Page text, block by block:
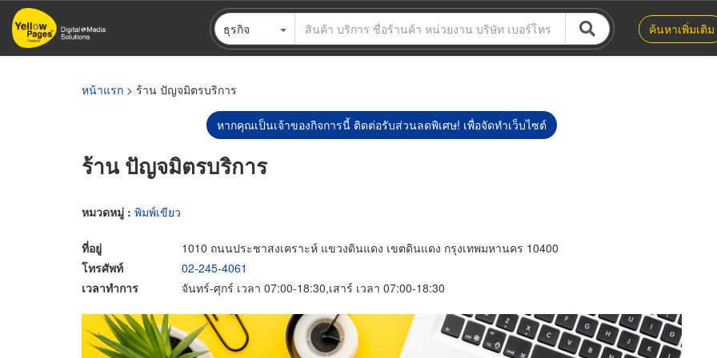
ข้าม
ไป
ธุรกิจ ค้นหาเพิ่มเติม
หน้าแรก > ร้าน ปัญจมิตรบริการ
หากคุณเป็นเจ้าของกิจการนี้ ติดต่อรับส่วนลดพิเศษ! เพื่อจัดทำเว็บไซต์
ร้าน ปัญจมิตรบริการ
หมวดหมู่ : พิมพ์เขียว
ที่อยู่
1010 ถนนประชาสงเคราะห์ แขวงดินแดง เขตดินแดง กรุงเทพมหานคร 10400
โทรศัพท์
02-245-4061
เวลาทำการ
จันทร์-ศุกร์ เวลา 07:00-18:30,เสาร์ เวลา 07:00-18:30